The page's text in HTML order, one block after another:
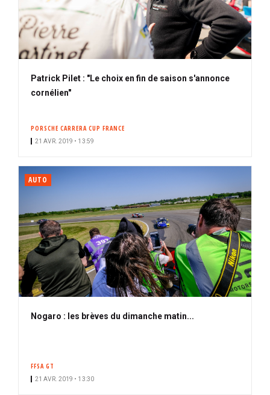
Patrick Pilet : "Le choix en fin de saison s'annonce
cornélien"
PORSCHE CARRERA CUP FRANCE
21 AVR. 2019 • 13:59
AUTO
Nogaro : les brèves du dimanche matin...
FFSA GT
21 AVR. 2019 • 13:30